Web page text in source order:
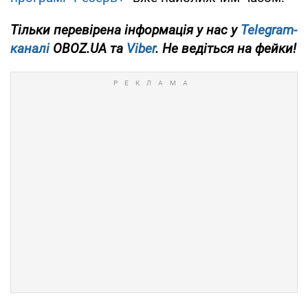
Тільки перевірена інформація у нас уTelegram-
каналіOBOZ.UA та Viber. Не ведіться на фейки!